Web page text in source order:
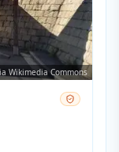
Wikimedia Commons